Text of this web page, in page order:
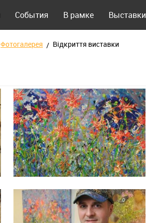
События В рамке Выставки
Фотогалерея Відкриття виставки